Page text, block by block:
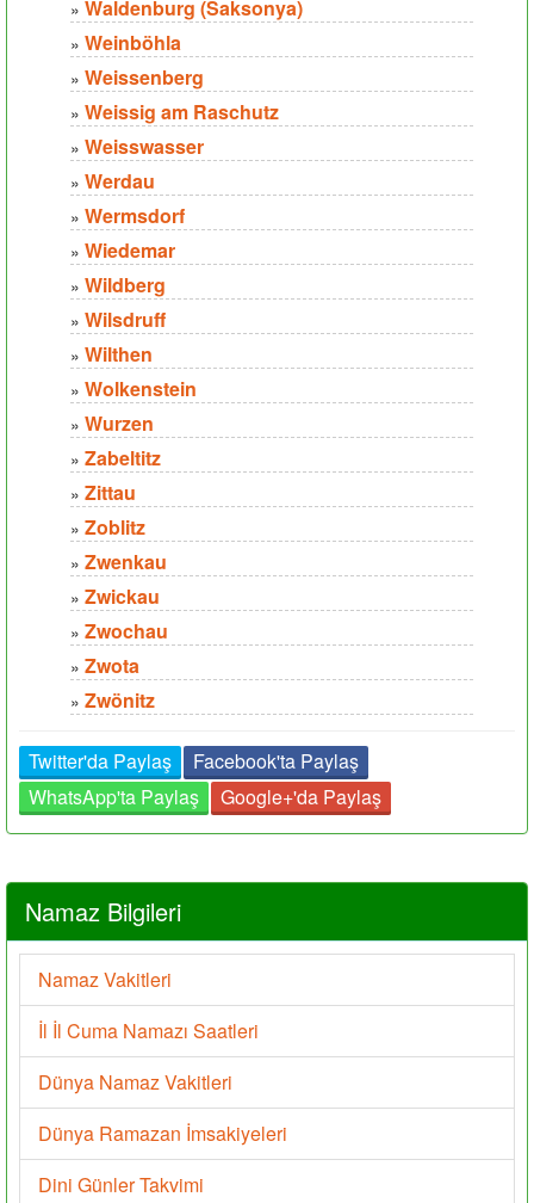
» Waldenburg (Saksonya)
» Weinböhla
» Weissenberg
» Weissig am Raschutz
» Weisswasser
» Werdau
» Wermsdorf
» Wiedemar
» Wildberg
» Wilsdruff
» Wilthen
» Wolkenstein
» Wurzen
» Zabeltitz
» Zittau
» Zoblitz
» Zwenkau
» Zwickau
» Zwochau
» Zwota
» Zwönitz
Twitter'da Paylaş
Facebook'ta Paylaş
WhatsApp'ta Paylaş
Google+'da Paylaş
Namaz Bilgileri
Namaz Vakitleri
İl İl Cuma Namazı Saatleri
Dünya Namaz Vakitleri
Dünya Ramazan İmsakiyeleri
Dini Günler Takvimi